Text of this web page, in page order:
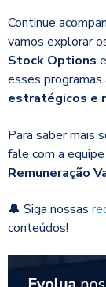
Continue
vamos explorar
Stock Options e
esses programas
estratégicos e
Para saber mais
fale com a
Remuneração
🔔 Siga nossas
conteúdos!